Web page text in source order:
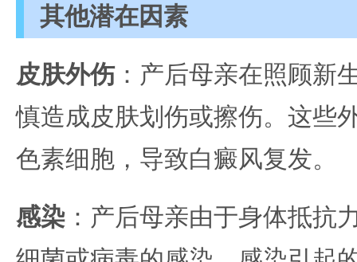
其他潜在因素
皮肤外伤：产后母亲在照顾新
慎造成皮肤划伤或擦伤。这些
色素细胞，导致白癜风复发。
感染 ：产后母亲由于身体抵抗